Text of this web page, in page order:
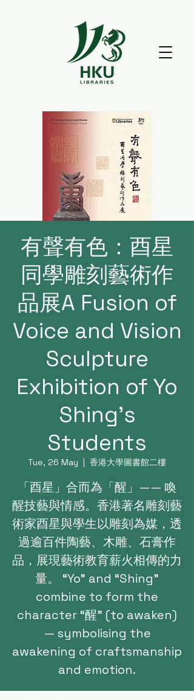
有聲有色：酉星
同學雕刻藝術作
品展A Fusion of
Voice and Vision
Sculpture
Exhibition of Yo
Shing’s
Students
Tue, 26 May
  |
香港大學圖書館二樓
「酉星」合而為「醒」—— 喚
醒技藝與情感。香港著名雕刻藝
術家酉星與學生以雕刻為媒，透
過逾百件陶藝、木雕、石膏作
品，展現藝術教育薪火相傳的力
量。 “Yo” and “Shing”
combine to form the
character “醒” (to awaken)
— symbolising the
awakening of craftsmanship
and emotion.